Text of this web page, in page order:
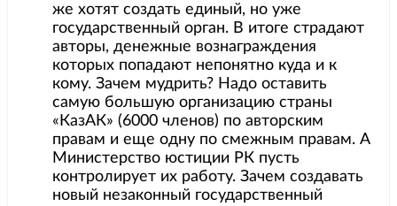
же хотят создать единый, но уже
государственный орган. В итоге страдают
авторы, денежные вознаграждения
которых попадают непонятно куда и к
кому. Зачем мудрить? Надо оставить
самую большую организацию страны
«КазАК» (6000 членов) по авторским
правам и еще одну по смежным правам. А
Министерство юстиции РК пусть
контролирует их работу. Зачем создавать
новый незаконный государственный